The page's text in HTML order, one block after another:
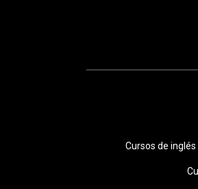
Cursos de